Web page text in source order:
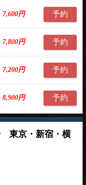
7,600円 予約
7,800円 予約
7,200円 予約
8,900円 予約
東京・新宿・横